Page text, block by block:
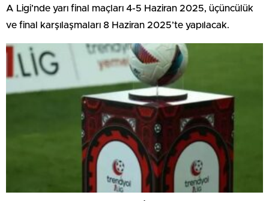
A Ligi’nde yarı final maçları 4-5 Haziran 2025, üçüncülük
ve final karşılaşmaları 8 Haziran 2025’te yapılacak.